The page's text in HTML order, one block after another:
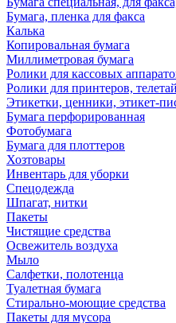
Бумага, пленка для факса
Калька
Копировальная бумага
Миллиметровая бумага
Ролики для кассовых
Ролики для принтеров,
Этикетки, ценники, этикет-
Бумага перфорированная
Фотобумага
Бумага для плоттеров
Хозтовары
Инвентарь для уборки
Спецодежда
Шпагат, нитки
Пакеты
Чистящие средства
Освежитель воздуха
Мыло
Салфетки, полотенца
Туалетная бумага
Стирально-моющие средства
Пакеты для мусора